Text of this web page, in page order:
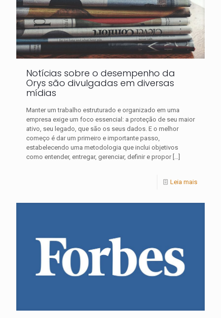
Notícias sobre o desempenho da
Orys são divulgadas em diversas
mídias
Manter um trabalho estruturado e organizado em uma
empresa exige um foco essencial: a proteção de seu maior
ativo, seu legado, que são os seus dados. E o melhor
começo é dar um primeiro e importante passo,
estabelecendo uma metodologia que inclui objetivos
como entender, entregar, gerenciar, definir e propor[…]
Leia mais